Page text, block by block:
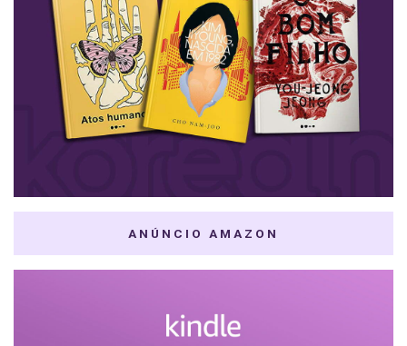
ANÚNCIO AMAZON